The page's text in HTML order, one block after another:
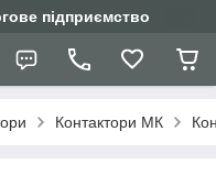
підприємство
Контактори МК